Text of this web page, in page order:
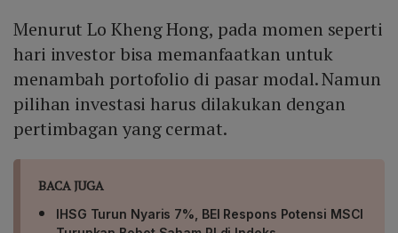
Menurut Lo Kheng Hong, pada momen seperti
hari investor bisa memanfaatkan untuk
menambah portofolio di pasar modal. Namun
pilihan investasi harus dilakukan dengan
pertimbagan yang cermat.
BACA JUGA
IHSG Turun Nyaris 7%, BEI Respons Potensi MSCI